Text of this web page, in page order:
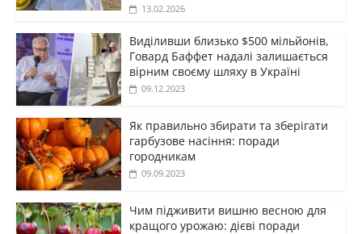
13.02.2026
Виділивши близько $500 мільйонів,
Говард Баффет надалі залишається
вірним своєму шляху в Україні
09.12.2023
Як правильно збирати та зберігати
гарбузове насіння: поради
городникам
09.09.2023
Чим підживити вишню весною для
кращого урожаю: дієві поради